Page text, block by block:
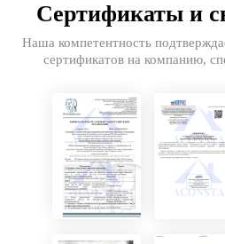
Сертификаты и
Наша компетентность
сертификатов на компанию,